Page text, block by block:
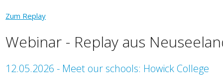
Zum Replay
Webinar - Replay aus
12.05.2026 - Meet our schools: Howick College